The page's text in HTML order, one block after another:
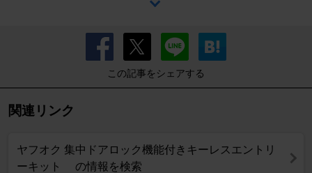
この記事をシェアする
関連リンク
ヤフオク 集中ドアロック機能付きキーレスエントリ
ーキット の情報を検索